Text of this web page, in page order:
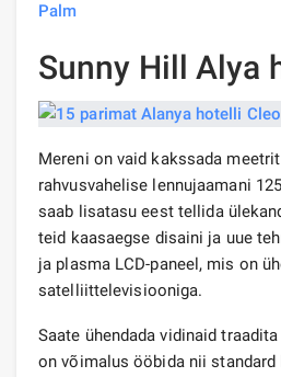
Palm
Sunny Hill Alya
Mereni on vaid kakssada
rahvusvahelise lennujaamani
saab lisatasu eest tellida
teid kaasaegse disaini ja uue
ja plasma LCD-paneel, mis on
satelliittelevisiooniga.
Saate ühendada vidinaid
on võimalus ööbida nii